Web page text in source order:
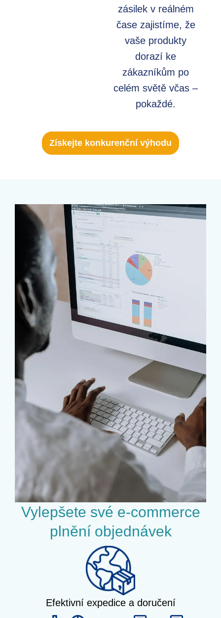
zásilek v reálném
čase zajistíme, že
vaše produkty
dorazí ke
zákazníkům po
celém světě včas –
pokaždé.
Získejte konkurenční výhodu
Vylepšete své e-commerce
plnění objednávek
Efektivní expedice a doručení